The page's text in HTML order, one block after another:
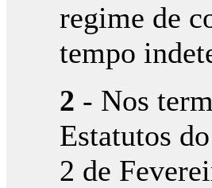
regime de
tempo
2 - Nos
Estatutos
2 de